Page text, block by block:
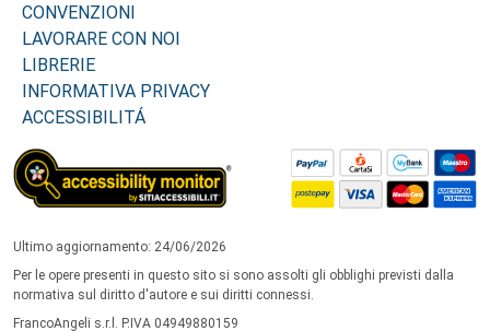
CONVENZIONI
LAVORARE CON NOI
LIBRERIE
INFORMATIVA PRIVACY
ACCESSIBILITÁ
Ultimo aggiornamento: 24/06/2026
Per le opere presenti in questo sito si sono assolti gli obblighi previsti dalla
normativa sul diritto d'autore e sui diritti connessi.
FrancoAngeli s.r.l. P.IVA 04949880159